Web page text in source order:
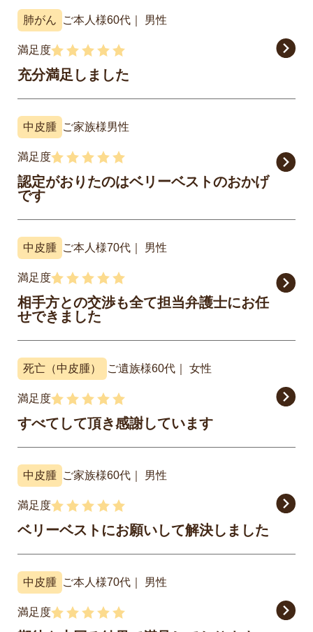
肺がん ご本人様60代 男性
満足度
充分満足しました
中皮腫 ご家族様男性
満足度
認定がおりたのはベリーベストのおかげ
です
中皮腫 ご本人様70代 男性
満足度
相手方との交渉も全て担当弁護士にお任
せできました
死亡（中皮腫） ご遺族様60代 女性
満足度
すべてして頂き感謝しています
中皮腫 ご家族様60代 男性
満足度
ベリーベストにお願いして解決しました
中皮腫 ご本人様70代 男性
満足度